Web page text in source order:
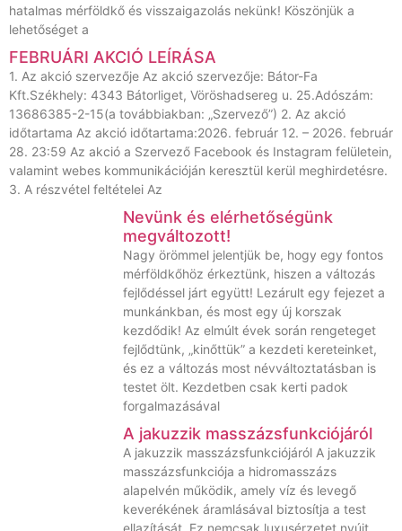
hatalmas mérföldkő és visszaigazolás nekünk! Köszönjük a
lehetőséget a
FEBRUÁRI AKCIÓ LEÍRÁSA
1. Az akció szervezője Az akció szervezője: Bátor-Fa
Kft.Székhely: 4343 Bátorliget, Vöröshadsereg u. 25.Adószám:
13686385-2-15(a továbbiakban: „Szervező”) 2. Az akció
időtartama Az akció időtartama:2026. február 12. – 2026. február
28. 23:59 Az akció a Szervező Facebook és Instagram felületein,
valamint webes kommunikációján keresztül kerül meghirdetésre.
3. A részvétel feltételei Az
Nevünk és elérhetőségünk
megváltozott!
Nagy örömmel jelentjük be, hogy egy fontos
mérföldkőhöz érkeztünk, hiszen a változás
fejlődéssel járt együtt! Lezárult egy fejezet a
munkánkban, és most egy új korszak
kezdődik! Az elmúlt évek során rengeteget
fejlődtünk, „kinőttük” a kezdeti kereteinket,
és ez a változás most névváltoztatásban is
testet ölt. Kezdetben csak kerti padok
forgalmazásával
A jakuzzik masszázsfunkciójáról
A jakuzzik masszázsfunkciójáról A jakuzzik
masszázsfunkciója a hidromasszázs
alapelvén működik, amely víz és levegő
keverékének áramlásával biztosítja a test
ellazítását. Ez nemcsak luxusérzetet nyújt,